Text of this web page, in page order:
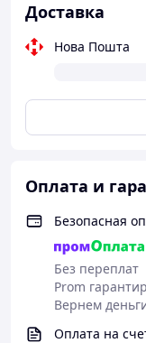
Доставка
Нова Пошта
Оплата и
Безопасная
Без переплат
Prom
Вернем
Оплата на